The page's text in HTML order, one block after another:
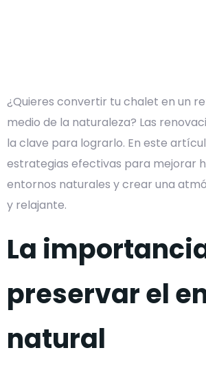
¿Quieres convertir tu chalet en un
medio de la naturaleza? Las
la clave para lograrlo. En este
estrategias efectivas para mejorar
entornos naturales y crear una
y relajante.
La
preservar el
natural